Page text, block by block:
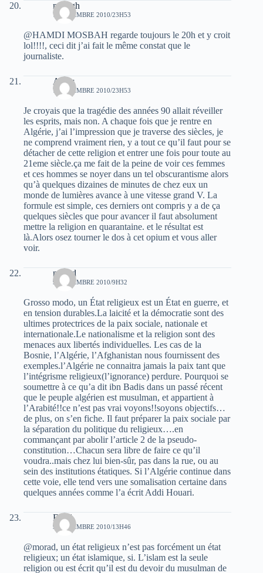
mazigh
7 NOVEMBRE 2010/23H53
@HAMDI MOSBAH regarde toujours le 20h et y croit
lol!!!!, ceci dit j’ai fait le même constat que le
journaliste.
Amar
7 NOVEMBRE 2010/23H53
Je croyais que la tragédie des années 90 allait réveiller
les esprits, mais non. A chaque fois que je rentre en
Algérie, j’ai l’impression que je traverse des siècles, je
ne comprend vraiment rien, y a tout ce qu’il faut pour se
détacher de cette religion et entrer une fois pour toute au
21eme siècle.ça me fait de la peine de voir ces femmes
et ces hommes se noyer dans un tel obscurantisme alors
qu’à quelques dizaines de minutes de chez eux un
monde de lumières avance à une vitesse grand V. La
formule est simple, ces derniers ont compris y a de ça
quelques siècles que pour avancer il faut absolument
mettre la religion en quarantaine. et le résultat est
là.Alors osez tourner le dos à cet opium et vous aller
voir.
morad
9 NOVEMBRE 2010/9H32
Grosso modo, un État religieux est un État en guerre, et
en tension durables.La laicité et la démocratie sont des
ultimes protectrices de la paix sociale, nationale et
internationale.Le nationalisme et la religion sont des
menaces aux libertés individuelles. Les cas de la
Bosnie, l’Algérie, l’Afghanistan nous fournissent des
exemples.l’Algérie ne connaitra jamais la paix tant que
l’intégrisme religieux(l’ignorance) perdure. Pourquoi se
soumettre à ce qu’a dit ibn Badis dans un passé récent
que le peuple algérien est musulman, et appartient à
l’Arabité!!ce n’est pas vrai voyons!!soyons objectifs…
de plus, on s’en fiche. Il faut préparer la paix sociale par
la séparation du politique du religieux….en
commançant par abolir l’article 2 de la pseudo-
constitution…Chacun sera libre de faire ce qu’il
voudra..mais chez lui bien-sûr, pas dans la rue, ou au
sein des institutions étatiques. Si l’Algérie continue dans
cette voie, elle tend vers une somalisation certaine dans
quelques années comme l’a écrit Addi Houari.
Farid
9 NOVEMBRE 2010/13H46
@morad, un état religieux n’est pas forcément un état
religieux; un état islamique, si. L’islam est la seule
religion ou est écrit qu’il est du devoir du musulman de